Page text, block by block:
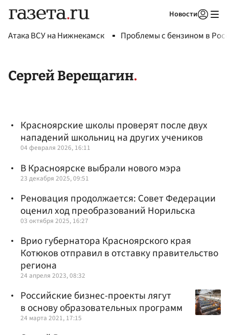
Новости
Атака ВСУ на Нижнекамск Проблемы с бензином в
Сергей Верещагин
Красноярские школы проверят после двух
нападений школьниц на других учеников
04 февраля 2026, 16:11
В Красноярске выбрали нового мэра
23 декабря 2025, 09:51
Реновация продолжается: Совет Федерации
оценил ход преобразований Норильска
03 октября 2025, 16:27
Врио губернатора Красноярского края
Котюков отправил в отставку правительство
региона
24 апреля 2023, 08:32
Российские бизнес-проекты лягут
в основу образовательных программ
24 марта 2021, 17:15